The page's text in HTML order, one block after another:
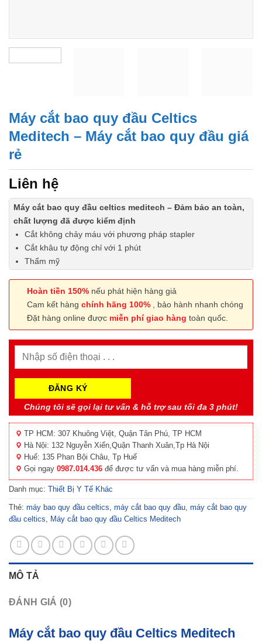
Máy cắt bao quy đầu Celtics
Meditech – Máy cắt bao quy đầu giá
rẻ
Liên hệ
Máy cắt bao quy đầu celtics meditech – Đảm bảo an toàn,
chất lượng đã được kiểm định
Cắt không chảy máu với phương pháp stapler
Cắt khâu tự động chỉ với 1 phút
Thẩm mỹ
Hoàn tiền 150% nếu phát hiện hàng giả
Cam kết hàng chính hãng 100% , bảo hành nhanh chóng
Đặt hàng online được miễn phí giao hàng toàn quốc.
Chúng tôi sẽ gọi lại tư vấn & hỗ trợ sau tối đa 3 phút!
TP HCM: 307 Khuông Việt, Quận Tân Phú, TP HCM
Hà Nội: 132 Nguyễn Xiển,Quận Thanh Xuân,Tp Hà Nội
Huế: 135 Phan Bội Châu, Tp Huế
Gọi ngay 0987.014.436 để được tư vấn và mua hàng miễn phí.
Danh mục: Thiết Bị Y Tế Khác
Thẻ: máy bao quy đầu celtics máy cắt bao quy đầu máy cắt bao quy
đầu celtics
Máy cắt bao quy đầu Celtics Meditech
MÔ TẢ
ĐÁNH GIÁ (0)
Máy cắt bao quy đầu Celtics Meditech